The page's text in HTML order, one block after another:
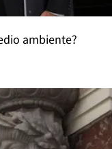
ambiente?